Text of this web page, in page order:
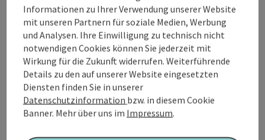
Anreise/Lage
Eignung
Barrierefreiheit
Informationen zu Ihrer Verwendung unserer Website
mit unseren Partnern für soziale Medien, Werbung
und Analysen. Ihre Einwilligung zu technisch nicht
notwendigen Cookies können Sie jederzeit mit
Wirkung für die Zukunft widerrufen. Weiterführende
Details zu den auf unserer Website eingesetzten
Diensten finden Sie in unserer
Datenschutzinformation bzw. in diesem Cookie
Banner. Mehr über uns im Impressum.